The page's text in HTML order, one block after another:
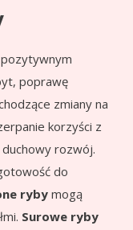
poprawę
zmiany na
korzyści z
rozwój.
do
ryby mogą
Surowe ryby